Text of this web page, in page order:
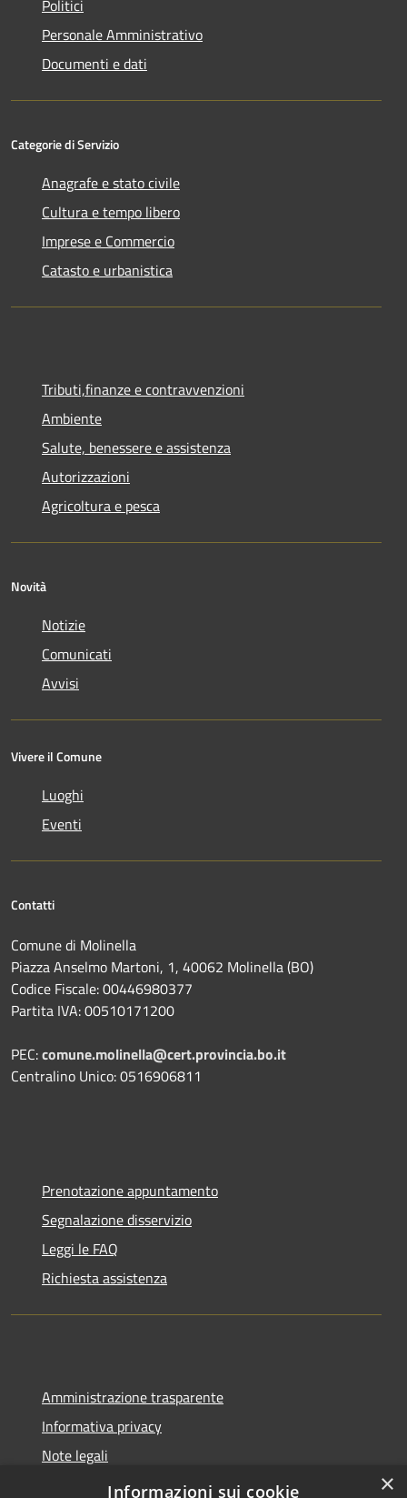
Politici
Personale Amministrativo
Documenti e dati
Categorie di Servizio
Anagrafe e stato civile
Cultura e tempo libero
Imprese e Commercio
Catasto e urbanistica
Tributi,finanze e contravvenzioni
Ambiente
Salute, benessere e assistenza
Autorizzazioni
Agricoltura e pesca
Novità
Notizie
Comunicati
Avvisi
Vivere il Comune
Luoghi
Eventi
Contatti
Comune di Molinella
Piazza Anselmo Martoni, 1, 40062 Molinella (BO)
Codice Fiscale: 00446980377
Partita IVA: 00510171200
PEC:comune.molinella@cert.provincia.bo.it
Centralino Unico: 0516906811
Prenotazione appuntamento
Segnalazione disservizio
Leggi le FAQ
Richiesta assistenza
Amministrazione trasparente
Informativa privacy
Note legali
Dichiarazione di accessibilità
×
Informazioni sui cookie